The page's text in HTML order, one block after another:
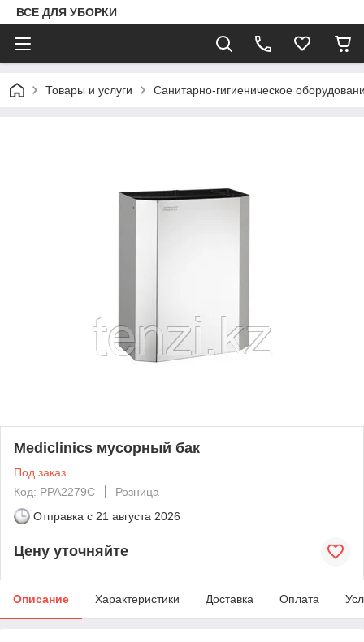
ВСЕ ДЛЯ УБОРКИ
Товары и услуги Санитарно-гигиеническое
Mediclinics мусорный бак
Под заказ
Код: PPA2279C
Розница
Отправка с 21 августа 2026
Цену уточняйте
Описание Характеристики Доставка Оплата